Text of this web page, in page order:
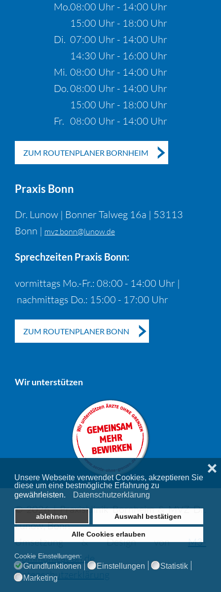
Unsere Webseite verwendet Cookies, akzeptieren Sie
diese um eine bestmögliche Erfahrung zu
gewährleisten.
Datenschutzerklärung
ablehnen Auswahl bestätigen
Alle Cookies erlauben
❌
Cookie Einstellungen:
Grundfunktionen Einstellungen
Statistik
Marketing
Mo.08:00 Uhr - 14:00 Uhr
15:00 Uhr - 18:00 Uhr
Di. 07:00 Uhr - 14:00 Uhr
14:30 Uhr - 16:00 Uhr
Mi. 08:00 Uhr - 14:00 Uhr
Do.08:00 Uhr - 14:00 Uhr
15:00 Uhr - 18:00 Uhr
Fr. 08:00 Uhr - 14:00 Uhr
ZUM ROUTENPLANER BORNHEIM
Praxis Bonn
Dr. Lunow | Bonner Talweg 16a | 53113
Bonn | mvz.bonn@lunow.de
Sprechzeiten Praxis Bonn:
vormittags Mo.-Fr.: 08:00 - 14:00 Uhr |
nachmittags Do.: 15:00 - 17:00 Uhr
ZUM ROUTENPLANER BONN
Wir unterstützen
© 2026 | Praxisklinik Bornheim & MVZ Dr.
Lunow, Bonn
Umsetzung & Design vonM3-
Communication.de
Datenschutzerklärung